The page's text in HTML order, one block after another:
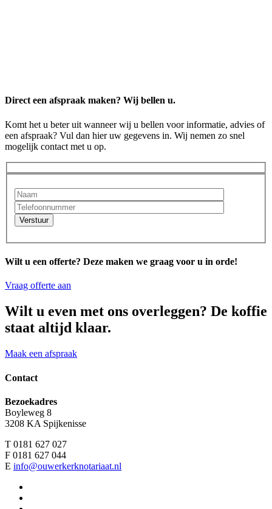
Direct een afspraak maken? Wij bellen u.
Komt het u beter uit wanneer wij u bellen voor informatie, advies of
een afspraak? Vul dan hier uw gegevens in. Wij nemen zo snel
mogelijk contact met u op.
Verstuur
Wilt u een offerte? Deze maken we graag voor u in orde!
Vraag offerte aan
Wilt u even met ons overleggen? De koffie
staat altijd klaar.
Maak een afspraak
Contact
Bezoekadres
Boyleweg 8
3208 KA Spijkenisse
T 0181 627 027
F 0181 627 044
E info@ouwerkerknotariaat.nl